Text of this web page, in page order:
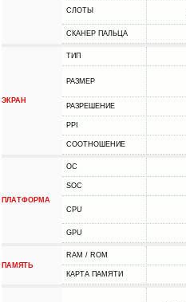
СЛОТЫ
СКАНЕР ПАЛЬЦА
ЭКРАН
ТИП
РАЗМЕР
РАЗРЕШЕНИЕ
PPI
СООТНОШЕНИЕ
ПЛАТФОРМА
ОС
SOC
CPU
GPU
ПАМЯТЬ
RAM / ROM
КАРТА ПАМЯТИ